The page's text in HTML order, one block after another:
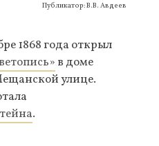
Публикатор: В.В. Авдеев
1868 года открыл
в доме
улице.
.